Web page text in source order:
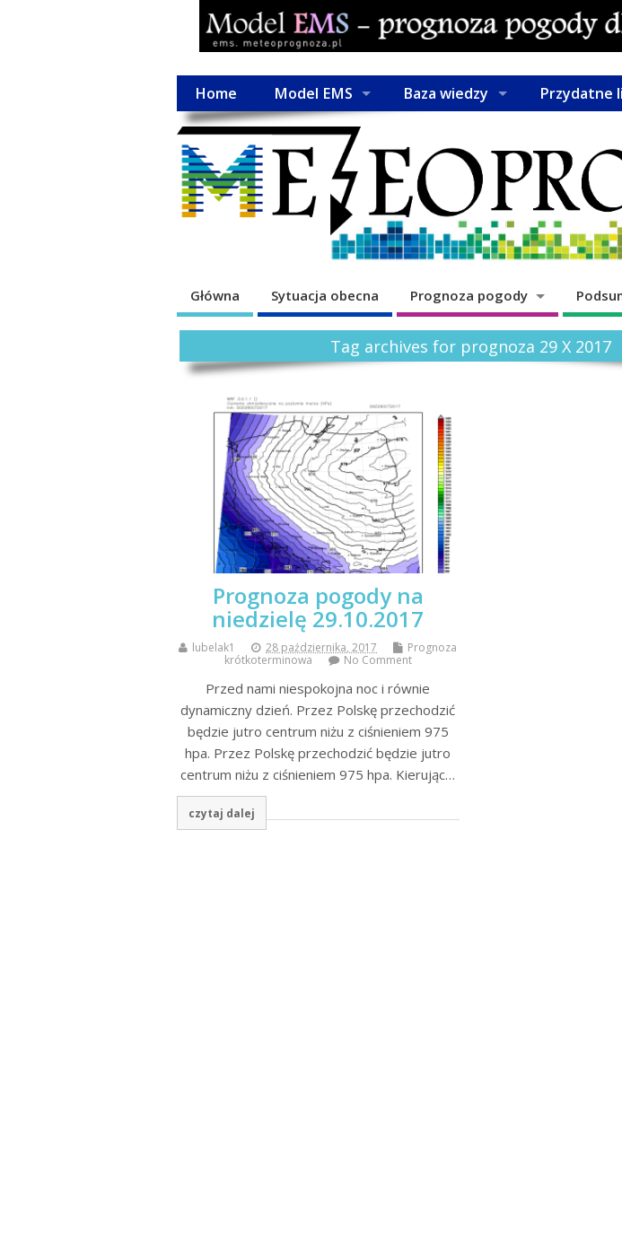
Home Model EMS Baza wiedzy Przydatne
Główna Sytuacja obecna Prognoza pogody
Tag archives for prognoza 29 X 2017
Prognoza pogody na
niedzielę 29.10.2017
lubelak1 28 października, 2017
Prognoza
krótkoterminowa
No Comment
Przed nami niespokojna noc i równie
dynamiczny dzień. Przez Polskę przechodzić
będzie jutro centrum niżu z ciśnieniem 975
hpa. Przez Polskę przechodzić będzie jutro
centrum niżu z ciśnieniem 975 hpa. Kierując…
czytaj dalej